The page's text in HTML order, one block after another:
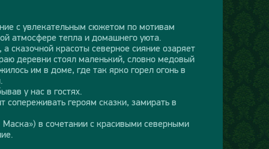
с увлекательным сюжетом по мотивам
атмосфере тепла и домашнего уюта.
сказочной красоты северное сияние озаряет
деревни стоял маленький, словно медовый
им в доме, где так ярко горел огонь в
у нас в гостях.
сопереживать героям сказки, замирать в
в сочетании с красивыми северными